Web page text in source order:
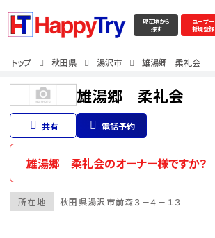
現在地から
探す
ユーザー
新規登録
トップ 秋田県 湯沢市 雄湯郷 柔礼会
雄湯郷 柔礼会
共有 電話予約
雄湯郷 柔礼会のオーナー様ですか？
所在地 秋田県湯沢市前森３－４－１３